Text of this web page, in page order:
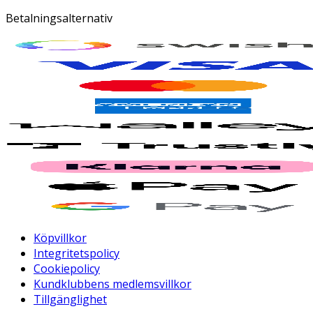
Betalningsalternativ
Köpvillkor
Integritetspolicy
Cookiepolicy
Kundklubbens medlemsvillkor
Tillgänglighet